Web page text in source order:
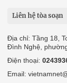
Liên hệ tòa soạn
Địa chỉ: Tầng 18,
Đình Nghệ,
Điện thoại:
Email: